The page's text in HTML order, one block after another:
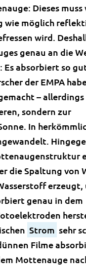
Dieses muss
wie möglich
wird.
genau an die
absorbiert so
der EMPA
–
sondern zur
In
die Spaltung von
erzeugt,
genau in dem
Strom sehr
Filme
Mottenauge